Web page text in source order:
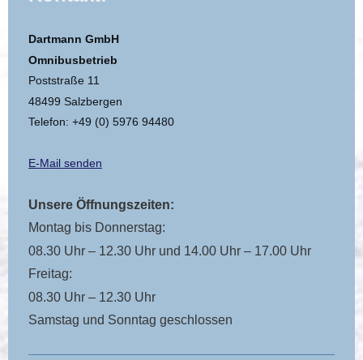
Dartmann GmbH
Omnibusbetrieb
Poststraße 11
48499 Salzbergen
Telefon: +49 (0) 5976 94480
E-Mail senden
Unsere Öffnungszeiten:
Montag bis Donnerstag:
08.30 Uhr – 12.30 Uhr und 14.00 Uhr – 17.00 Uhr
Freitag:
08.30 Uhr – 12.30 Uhr
Samstag und Sonntag geschlossen